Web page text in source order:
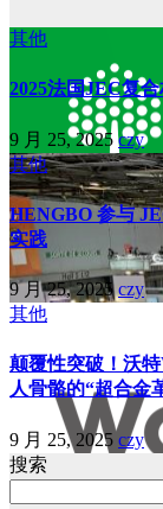
其他
2025法国JEC复
9 月 25, 2025 czy
其他
HENGBO 参与
实践
9 月 25, 2025czy
其他
颠覆性突破！沃
人骨骼的“超合金
9 月 25, 2025 czy
搜索